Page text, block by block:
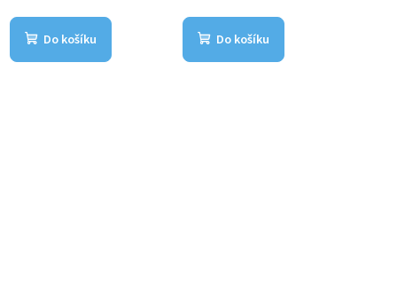
Do košíku Do košíku